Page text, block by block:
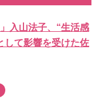
入山法子、“生活感
て影響を受けた佐